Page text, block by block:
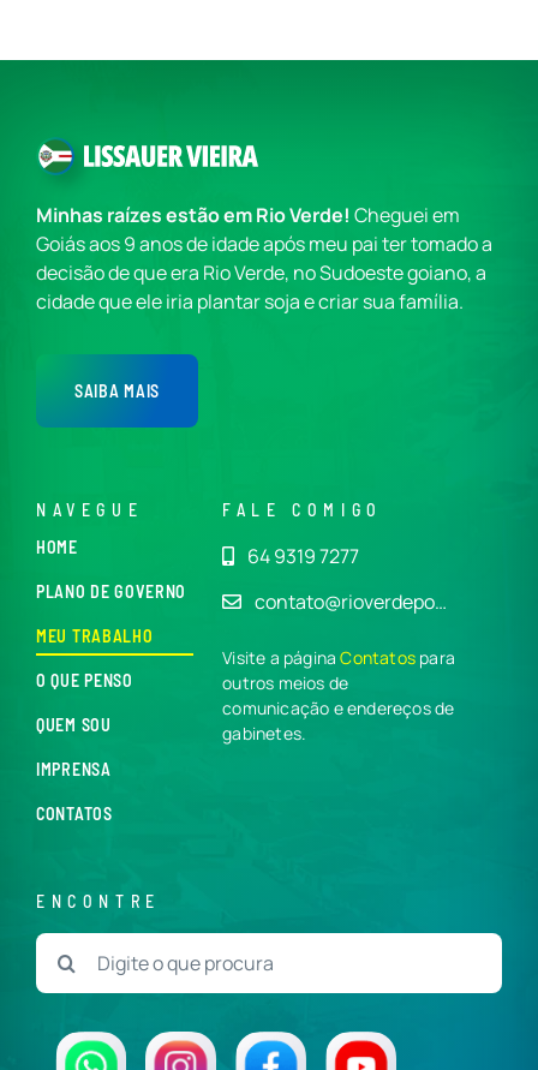
Minhas raízes estão em Rio Verde! Cheguei em
Goiás aos 9 anos de idade após meu pai ter tomado a
decisão de que era Rio Verde, no Sudoeste goiano, a
cidade que ele iria plantar soja e criar sua família.
SAIBA MAIS
NAVEGUE
HOME
PLANO DE GOVERNO
MEU TRABALHO
O QUE PENSO
QUEM SOU
IMPRENSA
CONTATOS
FALE COMIGO
64 9319 7277
contato@rioverdepo…
Visite a páginaContatos para
outros meios de
comunicação e endereços de
gabinetes.
ENCONTRE
Buscar
resultados